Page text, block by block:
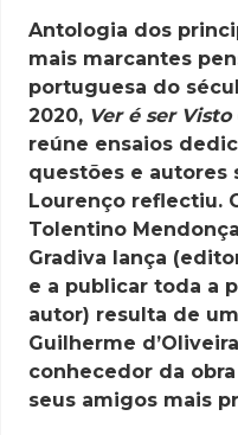
Antologia dos
mais marcantes
portuguesa do
2020, Ver é ser Visto
reúne ensaios
questões e autores
Lourenço reflectiu.
Tolentino Mendonça
Gradiva lança
e a publicar toda a
autor) resulta de
Guilherme
conhecedor da
seus amigos mais